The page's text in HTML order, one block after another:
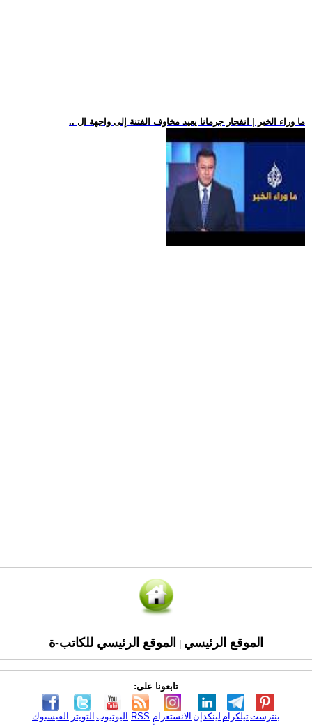
.. ما وراء الخبر | انفجار جرمانا يعيد مخاوف الفتنة إلى واجهة ال
الموقع الرئيسي الموقع الرئيسي للكاتب-ة
تابعونا على:
الفيسبوك التويتر اليوتيوب RSS الانستغرام لينكدإن تيلكرامبنترست